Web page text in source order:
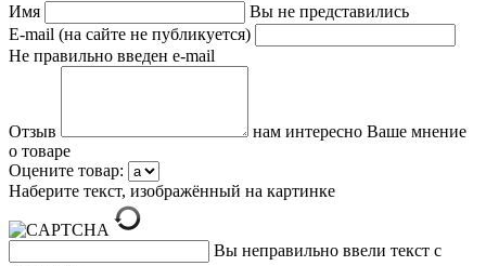
Имя
Вы не представились
E-mail (на сайте не публикуется)
Не правильно введен e-mail
Отзыв
нам интересно Ваше мнение
о товаре
Оцените товар:
Наберите текст, изображённый на картинке
Вы неправильно ввели текст с